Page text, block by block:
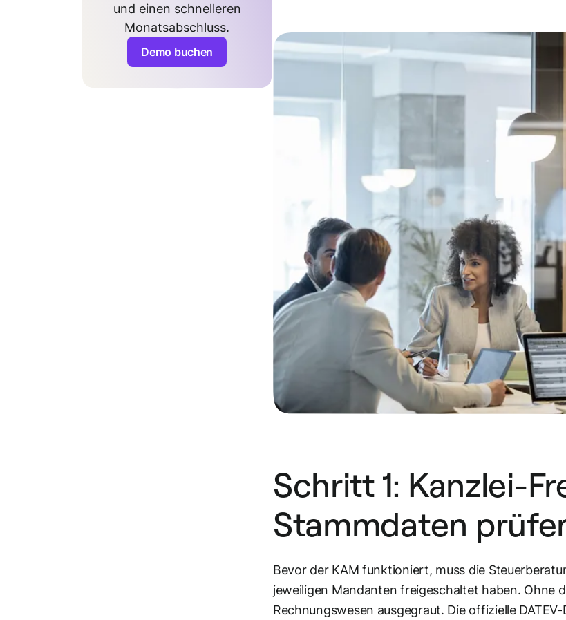
Schritt 1: Kanzlei-
Stammdaten
Bevor der KAM funktioniert, muss die
jeweiligen Mandanten freigeschaltet haben. Ohne
Rechnungswesen ausgegraut. Die offizielle
und einen schnelleren
Monatsabschluss.
Demo buchen